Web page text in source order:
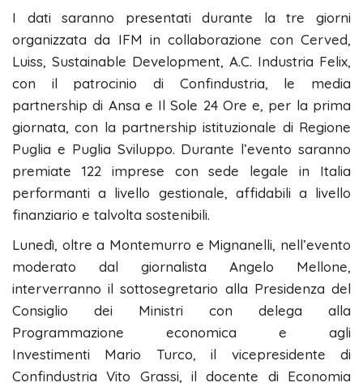
I dati saranno presentati durante la tre giorni
organizzata da IFM in collaborazione con Cerved,
Luiss, Sustainable Development, A.C. Industria Felix,
con il patrocinio di Confindustria, le media
partnership di Ansa e Il Sole 24 Ore e, per la prima
giornata, con la partnership istituzionale di Regione
Puglia e Puglia Sviluppo. Durante l’evento saranno
premiate 122 imprese con sede legale in Italia
performanti a livello gestionale, affidabili a livello
finanziario e talvolta sostenibili.
Lunedì, oltre a Montemurro e Mignanelli, nell’evento
moderato dal giornalista Angelo Mellone,
interverranno il sottosegretario alla Presidenza del
Consiglio dei Ministri con delega alla
Programmazione economica e agli
Investimenti Mario Turco, il vicepresidente di
Confindustria Vito Grassi, il docente di Economia